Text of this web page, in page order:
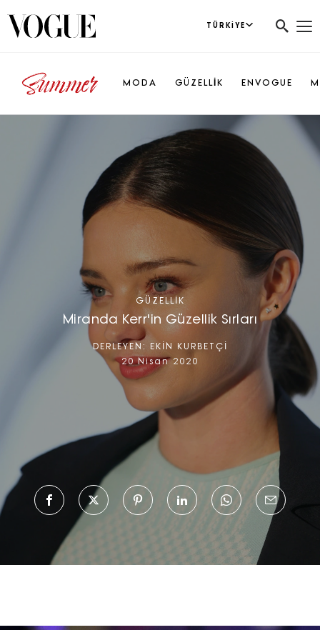
TÜRKIYE
MODA GÜZELLİK ENVOGUE
GÜZELLIK
Miranda Kerr'in Güzellik Sırları
DERLEYEN:
EKİN KURBETÇİ
20 Nisan 2020